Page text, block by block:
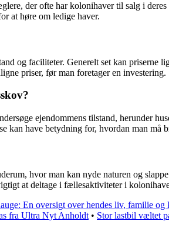
der ofte har kolonihaver til salg i
at høre om ledige haver.
og faciliteter. Generelt set kan priserne
priser, før man foretager en investering.
ejendommens tilstand, herunder
kan have betydning for, hvordan man må
hvor man kan nyde naturen og
at deltage i fællesaktiviteter i
En oversigt over hendes liv, familie og
fra Ultra Nyt Anholdt • Stor lastbil væltet